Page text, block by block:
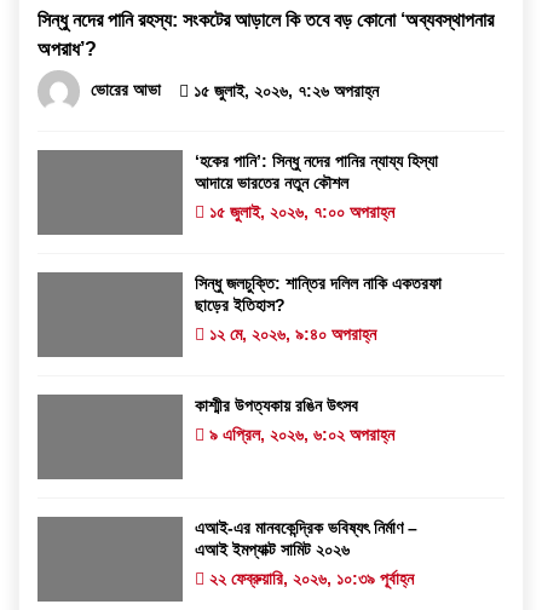
সিন্ধু নদের পানি রহস্য: সংকটের আড়ালে কি তবে বড় কোনো ‘অব্যবস্থাপনার
অপরাধ’?
ভোরের আভা ১৫ জুলাই, ২০২৬, ৭:২৬ অপরাহ্ন
‘হকের পানি’: সিন্ধু নদের পানির ন্যায্য হিস্যা
আদায়ে ভারতের নতুন কৌশল
১৫ জুলাই, ২০২৬, ৭:০০ অপরাহ্ন
সিন্ধু জলচুক্তি: শান্তির দলিল নাকি একতরফা
ছাড়ের ইতিহাস?
১২ মে, ২০২৬, ৯:৪০ অপরাহ্ন
কাশ্মীর উপত্যকায় রঙিন উৎসব
৯ এপ্রিল, ২০২৬, ৬:০২ অপরাহ্ন
এআই-এর মানবকেন্দ্রিক ভবিষ্যৎ নির্মাণ –
এআই ইমপ্যাক্ট সামিট ২০২৬
২২ ফেব্রুয়ারি, ২০২৬, ১০:৩৯ পূর্বাহ্ন